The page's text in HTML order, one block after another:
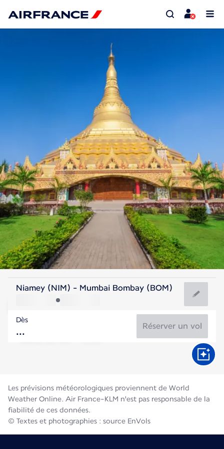
Inde
Mumbai
Inde
Durée du vol
Niamey (NIM) - Mumbai Bombay (BOM)
Dès
Réserver un vol
Les prévisions météorologiques proviennent de World
Weather Online. Air France-KLM n'est pas responsable de la
fiabilité de ces données.
© Textes et photographies : source EnVols